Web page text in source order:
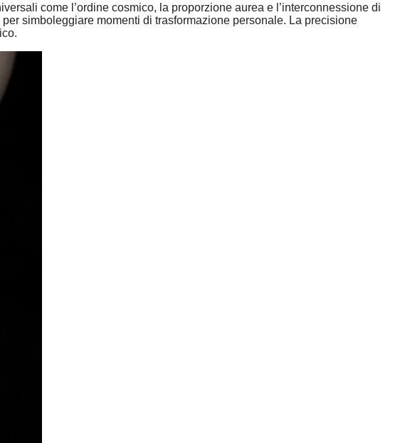
come l’ordine cosmico, la proporzione aurea e l’interconnessione di
simboleggiare momenti di trasformazione personale. La precisione